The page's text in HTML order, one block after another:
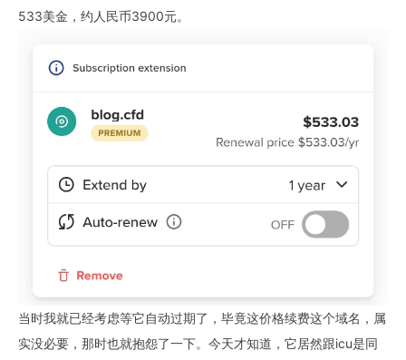
533美金，约人民币3900元。
当时我就已经考虑等它自动过期了，毕竟这价格续费这个域名，属
实没必要，那时也就抱怨了一下。今天才知道，它居然跟icu是同